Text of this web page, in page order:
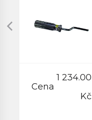
Cena
1 234.00
Kč